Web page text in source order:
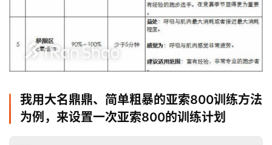
我用大名鼎鼎、简单粗暴的亚索800训练方法
为例，来设置一次亚索800的训练计划